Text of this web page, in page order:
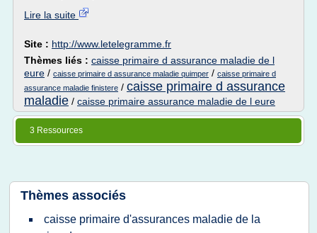
Lire la suite
Site : http://www.letelegramme.fr
Thèmes liés : caisse primaire d assurance maladie de l
eure / caisse primaire d assurance maladie quimper / caisse primaire d
assurance maladie finistere / caisse primaire d assurance
maladie / caisse primaire assurance maladie de l eure
3 Ressources
Thèmes associés
caisse primaire d'assurances maladie de la